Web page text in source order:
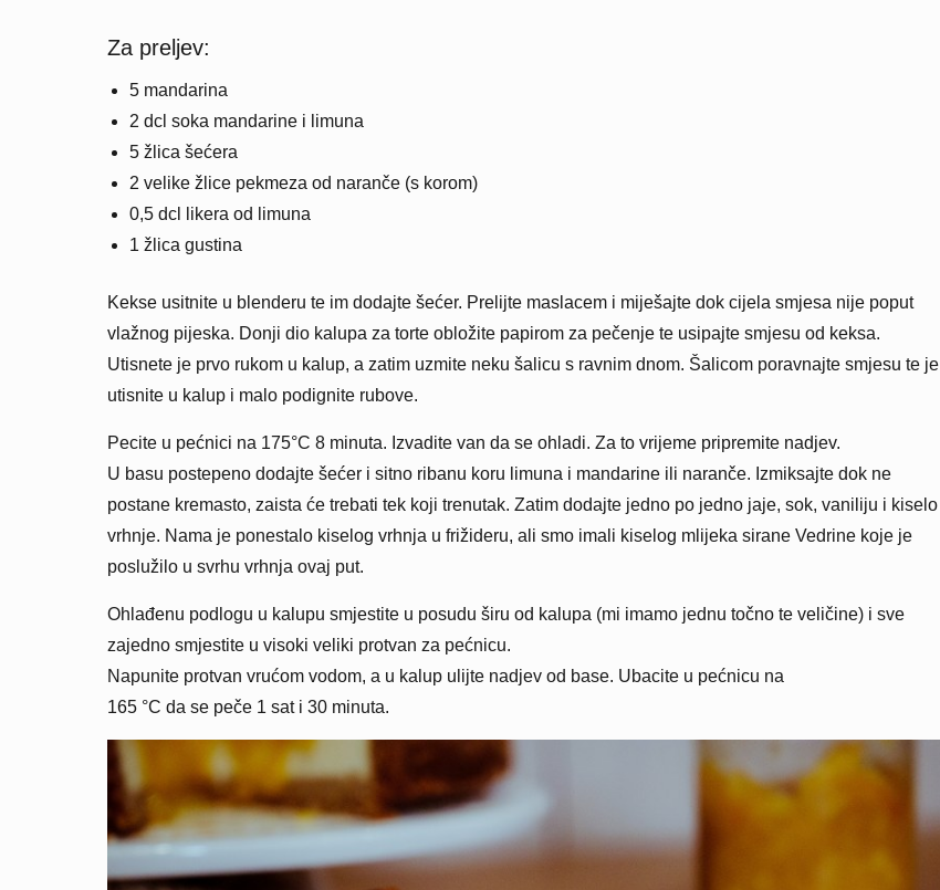
Za preljev:
5 mandarina
2 dcl soka mandarine i limuna
5 žlica šećera
2 velike žlice pekmeza od naranče (s korom)
0,5 dcl likera od limuna
1 žlica gustina
Kekse usitnite u blenderu te im dodajte šećer. Prelijte maslacem i miješajte dok cijela smjesa nije poput
vlažnog pijeska. Donji dio kalupa za torte obložite papirom za pečenje te usipajte smjesu od keksa.
Utisnete je prvo rukom u kalup, a zatim uzmite neku šalicu s ravnim dnom. Šalicom poravnajte smjesu te je
utisnite u kalup i malo podignite rubove.
Pecite u pećnici na 175°C 8 minuta. Izvadite van da se ohladi. Za to vrijeme pripremite nadjev.
U basu postepeno dodajte šećer i sitno ribanu koru limuna i mandarine ili naranče. Izmiksajte dok ne
postane kremasto, zaista će trebati tek koji trenutak. Zatim dodajte jedno po jedno jaje, sok, vaniliju i kiselo
vrhnje. Nama je ponestalo kiselog vrhnja u frižideru, ali smo imali kiselog mlijeka sirane Vedrine koje je
poslužilo u svrhu vrhnja ovaj put.
Ohlađenu podlogu u kalupu smjestite u posudu širu od kalupa (mi imamo jednu točno te veličine) i sve
zajedno smjestite u visoki veliki protvan za pećnicu.
Napunite protvan vrućom vodom, a u kalup ulijte nadjev od base. Ubacite u pećnicu na
165 °C da se peče 1 sat i 30 minuta.